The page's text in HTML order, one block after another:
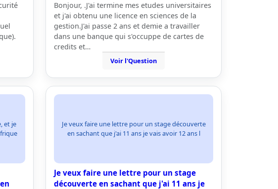
Bonjour, .J'ai termine mes etudes universitaires
et j'ai obtenu une licence en sciences de la
gestion.J'ai passe 2 ans et demie a travailler
dans une banque qui s'occuppe de cartes de
credits et…
Voir l'Question
et je
Je veux faire une lettre pour un stage découverte
en sachant que j'ai 11 ans je vais avoir 12 ans l
Je veux faire une lettre pour un stage
découverte en sachant que j'ai 11 ans je